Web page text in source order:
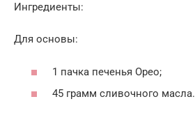
Ингредиенты:
Для основы:
1 пачка печенья Орео;
45 грамм сливочного масла.